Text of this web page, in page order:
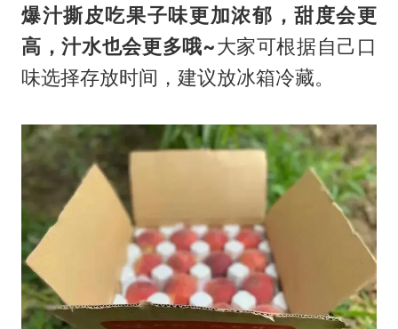
爆汁撕皮吃果子味更加浓郁，甜度会更
高，汁水也会更多哦~大家可根据自己口
味选择存放时间，建议放冰箱冷藏。